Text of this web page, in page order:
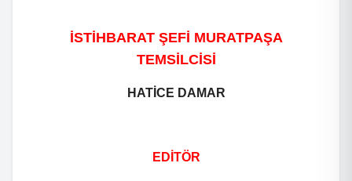
İSTİHBARAT ŞEFİ MURATPAŞA
TEMSİLCİSİ
HATİCE DAMAR
EDİTÖR